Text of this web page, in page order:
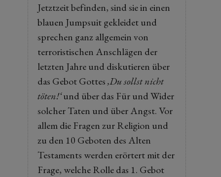
Jetztzeit befinden, sind sie in einen
blauen Jumpsuit gekleidet und
sprechen ganz allgemein von
terroristischen Anschlägen der
letzten Jahre und diskutieren über
das Gebot Gottes‚Du sollst nicht
töten!‘und über das Für und Wider
solcher Taten und über Angst. Vor
allem die Fragen zur Religion und
zu den 10 Geboten des Alten
Testaments werden erörtert mit der
Frage, welche Rolle das 1. Gebot